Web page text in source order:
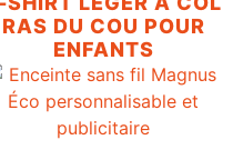
RAS DU COU POUR
ENFANTS